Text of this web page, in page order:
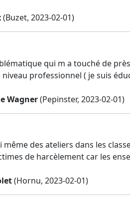
(Buzet, 2023-02-01)
qui m a touché de
professionnel ( je suis
Wagner(Pepinster, 2023-02-01)
même des ateliers dans les
de harcèlement car les
(Hornu, 2023-02-01)